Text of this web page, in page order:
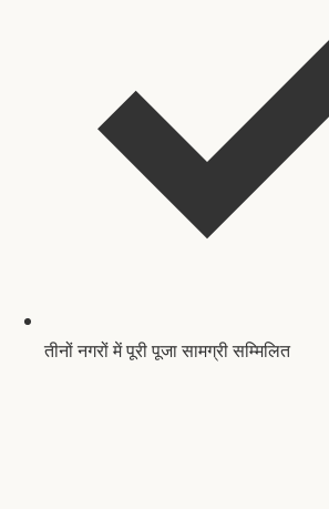
तीनों नगरों में पूरी पूजा सामग्री सम्मिलित